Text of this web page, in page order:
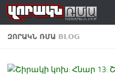
Skip to content
ԶՈՐԱԿՆ ՌՄԱ BLOG